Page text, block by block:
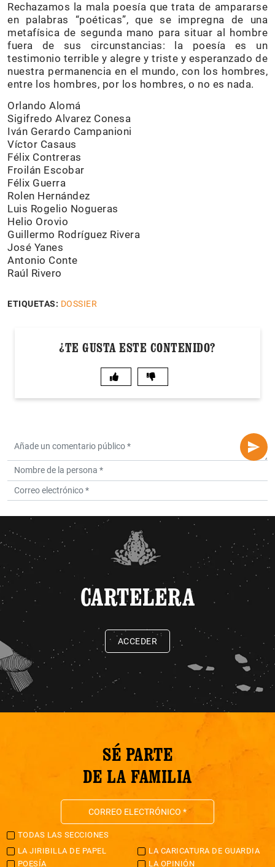
Rechazamos la mala poesía que trata de ampararse
en palabras “poéticas”, que se impregna de una
metafísica de segunda mano para situar al hombre
fuera de sus circunstancias: la poesía es un
testimonio terrible y alegre y triste y esperanzado de
nuestra permanencia en el mundo, con los hombres,
entre los hombres, por los hombres, o no es nada.
Orlando Alomá
Sigifredo Alvarez Conesa
Iván Gerardo Campanioni
Víctor Casaus
Félix Contreras
Froilán Escobar
Félix Guerra
Rolen Hernández
Luis Rogelio Nogueras
Helio Orovio
Guillermo Rodríguez Rivera
José Yanes
Antonio Conte
Raúl Rivero
ETIQUETAS: DOSSIER
¿TE GUSTA ESTE CONTENIDO?
CARTELERA
ACCEDER
SÉ PARTE
DE LA FAMILIA
TODAS LAS SECCIONES
LA JIRIBILLA DE PAPEL
LA CARICATURA DE GUARDIA
POESÍA
LA OPINIÓN